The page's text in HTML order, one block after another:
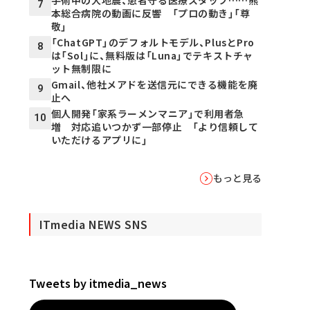
7
本総合病院の動画に反響 「プロの動き」「尊
敬」
8
「ChatGPT」のデフォルトモデル、PlusとPro
は「Sol」に、無料版は「Luna」でテキストチャ
ット無制限に
9
Gmail、他社メアドを送信元にできる機能を廃
止へ
10 個人開発「家系ラーメンマニア」で利用者急
増 対応追いつかず一部停止 「より信頼して
いただけるアプリに」
もっと見る
ITmedia NEWS SNS
Tweets by itmedia_news